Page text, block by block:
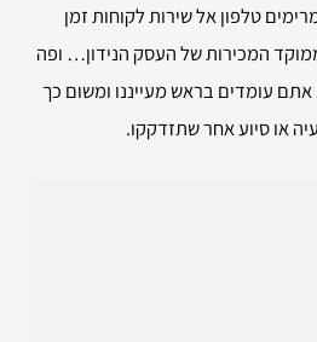
טלפון אל שירות לקוחות זמן
המכירות של העסק הנידון… ופה
עומדים בראש מעייננו ומשום כך
או סיוע אחר שתזדקקו.